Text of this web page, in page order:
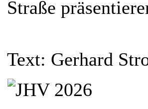
Straße
Text: Gerhard